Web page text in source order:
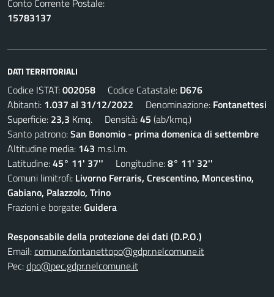
15783137
DATI TERRITORIALI
Codice ISTAT:002058 Codice Catastale: D676
Abitanti: 1.037 al 31/12/2022 Denominazione: Fontanettesi
Superficie: 23,3 Kmq. Densità:45 (ab/kmq.)
Santo patrono:San Bonomio - prima domenica di settembre
Altitudine media: 143 m.s.l.m.
Latitudine:45° 11' 37'' Longitudine:8° 11' 32''
Comuni limitrofi: Livorno Ferraris, Crescentino, Moncestino,
Gabiano, Palazzolo, Trino
Frazioni e borgate:Guidera
Responsabile della protezione dei dati (D.P.O.)
Email:comune.fontanettopo@gdpr.nelcomune.it
Pec:dpo@pec.gdpr.nelcomune.it